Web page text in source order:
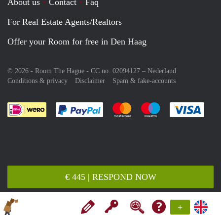
+
€ 445 | RESPOND NOW
For Real Estate Agents/Realtors
Offer your Room for free in Den Haag
© 2026 - Room The Hague - CC no. 02094127 – Nederland
Conditions & privacy
Disclaimer Spam & fake-accounts
Pay easily with :payment method
Pay easily with :payment
Pay easily with